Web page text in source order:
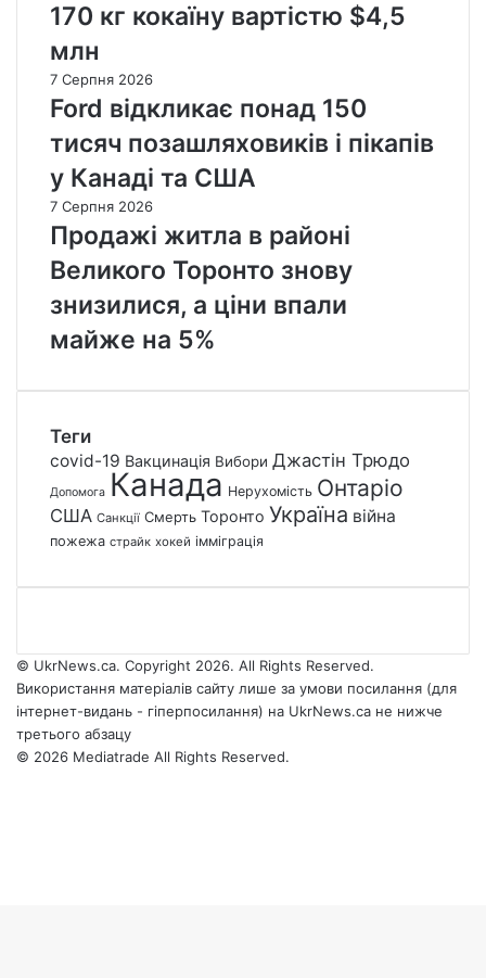
170 кг кокаїну вартістю $4,5
млн
7 Серпня 2026
Ford відкликає понад 150
тисяч позашляховиків і пікапів
у Канаді та США
7 Серпня 2026
Продажі житла в районі
Великого Торонто знову
знизилися, а ціни впали
майже на 5%
Теги
covid-19 Вакцинація Вибори Джастін Трюдо
Допомога Канада Нерухомість Онтаріо
США Санкції Смерть Торонто Україна війна
пожежа страйк хокей імміграція
© UkrNews.ca. Copyright 2026. All Rights Reserved.
Використання матеріалів сайту лише за умови посилання (для
інтернет-видань - гіперпосилання) на UkrNews.ca не нижче
третього абзацу
© 2026 Mediatrade All Rights Reserved.